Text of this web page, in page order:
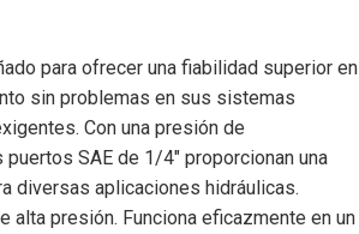
para ofrecer una fiabilidad superior en
sin problemas en sus sistemas
Con una presión de
SAE de 1/4″ proporcionan una
diversas aplicaciones hidráulicas.
alta presión. Funciona eficazmente en un